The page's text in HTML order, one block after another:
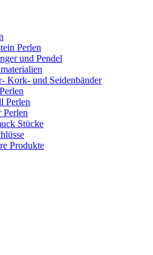
Perlen
und Pendel
Kork- und Seidenbänder
Perlen
Perlen
Stücke
Produkte